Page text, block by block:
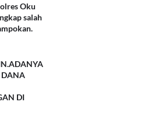
Oku
salah
DANA
DI